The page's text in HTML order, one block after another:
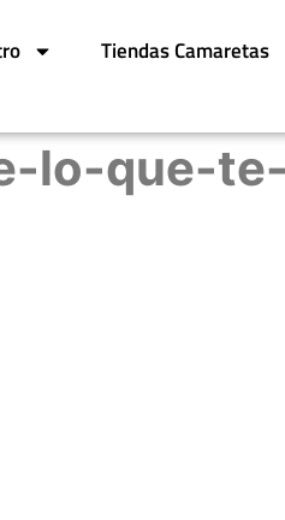
Tiendas Camaretas
lo-que-